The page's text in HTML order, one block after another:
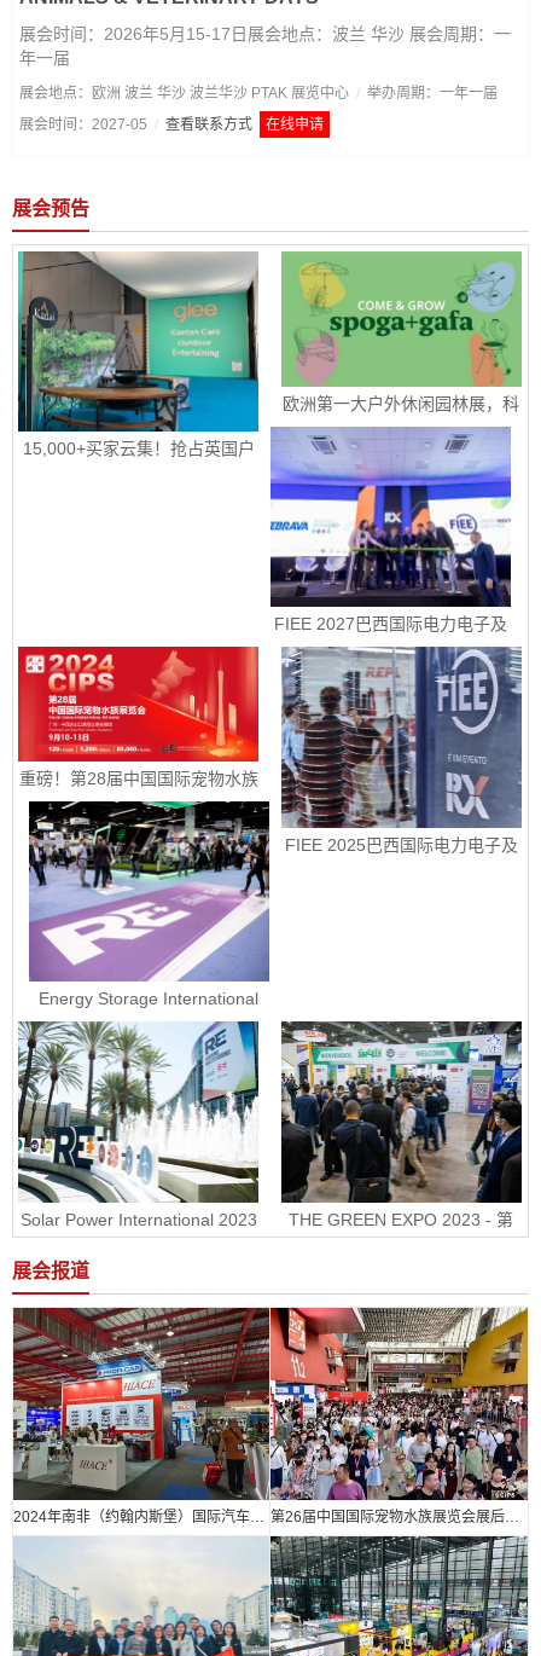
展会时间：2026年5月15-17日展会地点：波兰 华沙 展会周期：一
年一届
展会地点：欧洲 波兰 华沙 波兰华沙 PTAK 展览中心 / 举办周期：一年一届
展会时间：2027-05 / 查看联系方式 在线申请
展会预告
15,000+买家云集！抢占英国户
欧洲第一大户外休闲园林展，科
隆国际园艺、户外休闲及烧烤用
品展 spoga+gafa 圆满收官 下届
定档2027年 6 月 15日至 6 月
17 日
FIEE 2027巴西国际电力电子及
智能能源展销售正式启动
FIEE 2025巴西国际电力电子及
重磅！第28届中国国际宠物水族
展览会定档9月10-13日
Energy Storage International
2023 - 美国国际电池储能展ESI
Solar Power International 2023
- 美国国际太阳能展RE+
THE GREEN EXPO 2023 - 第
30届墨西哥绿色能源展
展会报道
2024年南非（约翰内斯堡）国际汽车零部件、汽车技术及服务展览会 第26届中国国际宠物水族展览会展后报告